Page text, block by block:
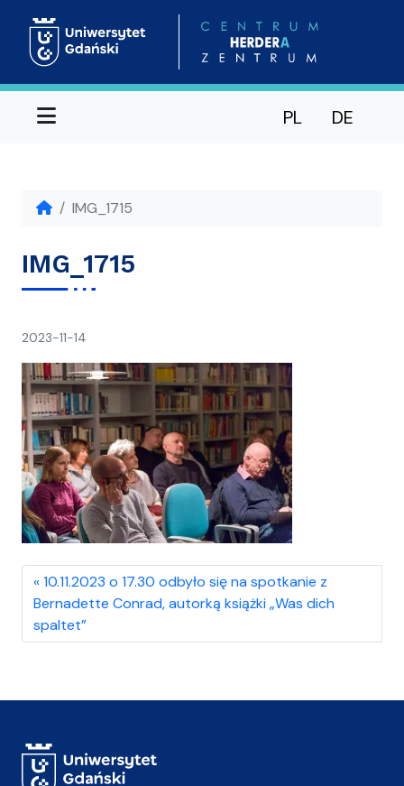
Menu PL DE
IMG_1715
IMG_1715
2023-11-14
10.11.2023 o 17.30 odbyło się na spotkanie z
Bernadette Conrad, autorką książki „Was dich
spaltet”